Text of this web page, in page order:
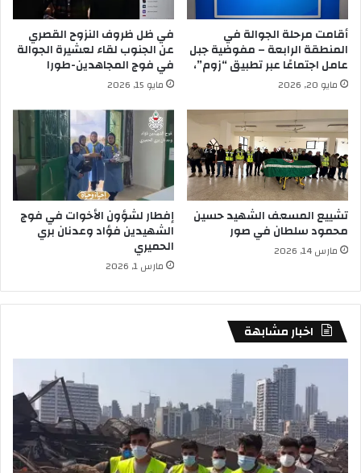
أقامت مرحلة الجوالة في
المنطقة الرابعة – مفوضية جبل
عامل اجتماعًا عبر تطبيق “زوم”،
مايو 20, 2026
في ظل ظروف النزوح القصري
عن الجنوب لقاء لعشيرة الجوالة
في فوج المجاهدين-طورا
مايو 15, 2026
تشييع المسعف الشهيد حسين
محمود سلطان في صور
مارس 14, 2026
إفطار لشؤون الأخوات في فوج
الشهيدين فؤاد وعدنان بري
الحميري
مارس 1, 2026
اخبار مشابهة